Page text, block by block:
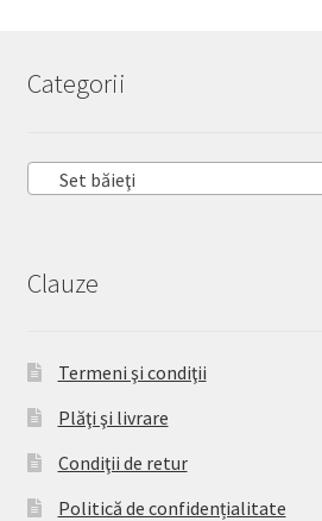
Categorii
Set băieţi
Clauze
Termeni şi condiţii
Plăţi şi livrare
Condiţii de retur
Politică de confidențialitate